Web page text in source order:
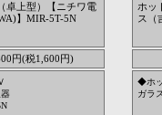
卓上型）【ニチワ電
】MIR-5T-5N
円(税1,600円)
ホッ
ス（
◆ホ
ガラ